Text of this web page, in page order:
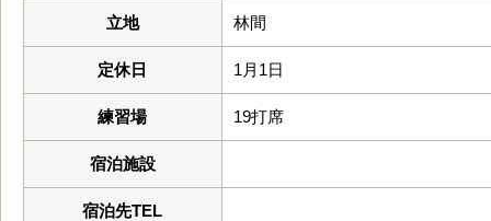
立地 林間
定休日 1月1日
練習場 19打席
宿泊施設
宿泊先TEL